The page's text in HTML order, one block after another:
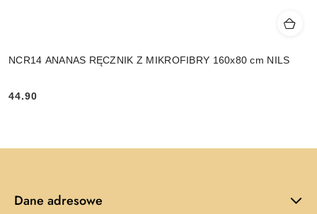
NCR14 ANANAS RĘCZNIK Z MIKROFIBRY 160x80 cm NILS
Cena:
44.90
Dane adresowe